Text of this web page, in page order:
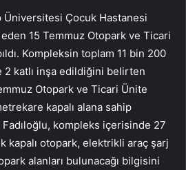
Üniversitesi Çocuk Hastanesi
eden 15 Temmuz Otopark ve Ticari
Kompleksin toplam 11 bin 200
katlı inşa edildiğini belirten
Otopark ve Ticari Ünite
kapalı alana sahip
Fadıloğlu, kompleks içerisinde 27
kapalı otopark, elektrikli araç şarj
alanları bulunacağı bilgisini